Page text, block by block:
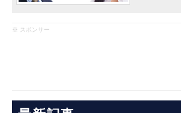
※ スポンサー